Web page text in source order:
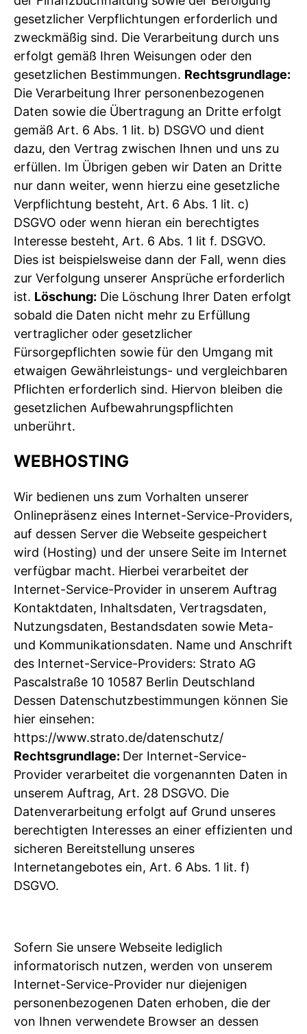
gesetzlicher Verpflichtungen erforderlich und
zweckmäßig sind. Die Verarbeitung durch uns
erfolgt gemäß Ihren Weisungen oder den
gesetzlichen Bestimmungen. Rechtsgrundlage:
Die Verarbeitung Ihrer personenbezogenen
Daten sowie die Übertragung an Dritte erfolgt
gemäß Art. 6 Abs. 1 lit. b) DSGVO und dient
dazu, den Vertrag zwischen Ihnen und uns zu
erfüllen. Im Übrigen geben wir Daten an Dritte
nur dann weiter, wenn hierzu eine gesetzliche
Verpflichtung besteht, Art. 6 Abs. 1 lit. c)
DSGVO oder wenn hieran ein berechtigtes
Interesse besteht, Art. 6 Abs. 1 lit f. DSGVO.
Dies ist beispielsweise dann der Fall, wenn dies
zur Verfolgung unserer Ansprüche erforderlich
ist. Löschung: Die Löschung Ihrer Daten erfolgt
sobald die Daten nicht mehr zu Erfüllung
vertraglicher oder gesetzlicher
Fürsorgepflichten sowie für den Umgang mit
etwaigen Gewährleistungs- und vergleichbaren
Pflichten erforderlich sind. Hiervon bleiben die
gesetzlichen Aufbewahrungspflichten
unberührt.
WEBHOSTING
Wir bedienen uns zum Vorhalten unserer
Onlinepräsenz eines Internet-Service-Providers,
auf dessen Server die Webseite gespeichert
wird (Hosting) und der unsere Seite im Internet
verfügbar macht. Hierbei verarbeitet der
Internet-Service-Provider in unserem Auftrag
Kontaktdaten, Inhaltsdaten, Vertragsdaten,
Nutzungsdaten, Bestandsdaten sowie Meta-
und Kommunikationsdaten. Name und Anschrift
des Internet-Service-Providers: Strato AG
Pascalstraße 10 10587 Berlin Deutschland
Dessen Datenschutzbestimmungen können Sie
hier einsehen:
https://www.strato.de/datenschutz/
Rechtsgrundlage: Der Internet-Service-
Provider verarbeitet die vorgenannten Daten in
unserem Auftrag, Art. 28 DSGVO. Die
Datenverarbeitung erfolgt auf Grund unseres
berechtigten Interesses an einer effizienten und
sicheren Bereitstellung unseres
Internetangebotes ein, Art. 6 Abs. 1 lit. f)
DSGVO.
Sofern Sie unsere Webseite lediglich
informatorisch nutzen, werden von unserem
Internet-Service-Provider nur diejenigen
personenbezogenen Daten erhoben, die der
von Ihnen verwendete Browser an dessen